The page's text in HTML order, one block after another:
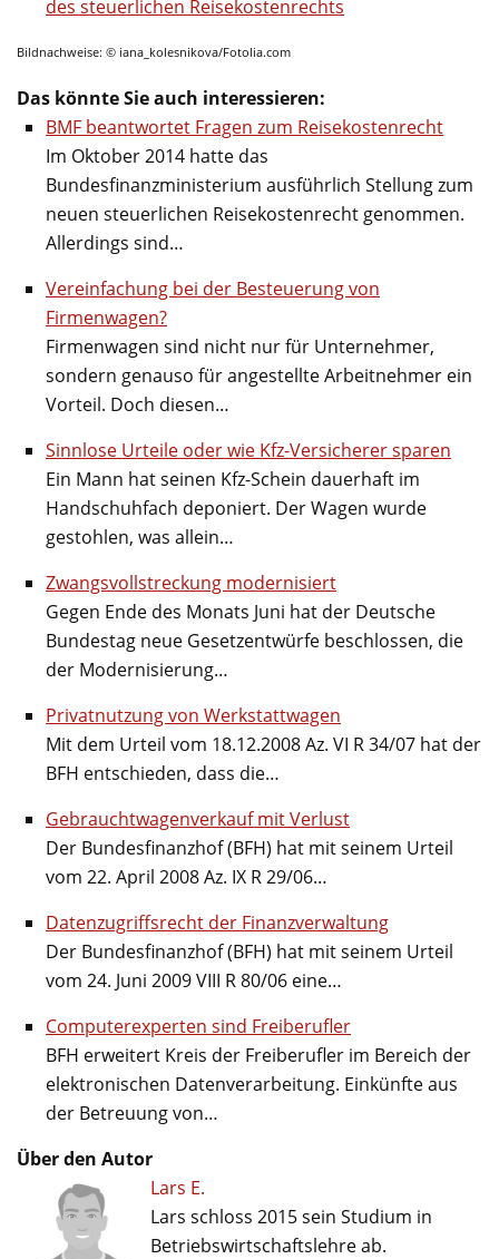
des steuerlichen Reisekostenrechts
Bildnachweise: © iana_kolesnikova/Fotolia.com
Das könnte Sie auch interessieren:
BMF beantwortet Fragen zum Reisekostenrecht
Im Oktober 2014 hatte das
Bundesfinanzministerium ausführlich Stellung zum
neuen steuerlichen Reisekostenrecht genommen.
Allerdings sind…
Vereinfachung bei der Besteuerung von
Firmenwagen?
Firmenwagen sind nicht nur für Unternehmer,
sondern genauso für angestellte Arbeitnehmer ein
Vorteil. Doch diesen…
Sinnlose Urteile oder wie Kfz-Versicherer sparen
Ein Mann hat seinen Kfz-Schein dauerhaft im
Handschuhfach deponiert. Der Wagen wurde
gestohlen, was allein…
Zwangsvollstreckung modernisiert
Gegen Ende des Monats Juni hat der Deutsche
Bundestag neue Gesetzentwürfe beschlossen, die
der Modernisierung…
Privatnutzung von Werkstattwagen
Mit dem Urteil vom 18.12.2008 Az. VI R 34/07 hat der
BFH entschieden, dass die…
Gebrauchtwagenverkauf mit Verlust
Der Bundesfinanzhof (BFH) hat mit seinem Urteil
vom 22. April 2008 Az. IX R 29/06…
Datenzugriffsrecht der Finanzverwaltung
Der Bundesfinanzhof (BFH) hat mit seinem Urteil
vom 24. Juni 2009 VIII R 80/06 eine…
Computerexperten sind Freiberufler
BFH erweitert Kreis der Freiberufler im Bereich der
elektronischen Datenverarbeitung. Einkünfte aus
der Betreuung von…
Über den Autor
Lars E.
Lars schloss 2015 sein Studium in
Betriebswirtschaftslehre ab.